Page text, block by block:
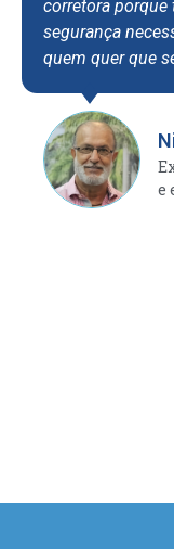
corretora porque
segurança
quem quer que
e